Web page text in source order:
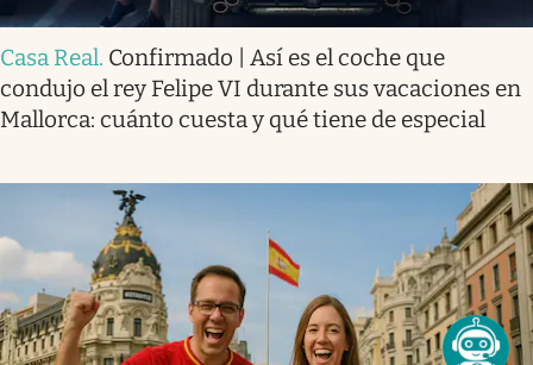
Casa Real. Confirmado | Así es el coche que
condujo el rey Felipe VI durante sus vacaciones en
Mallorca: cuánto cuesta y qué tiene de especial